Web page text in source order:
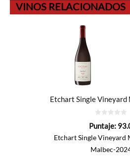
VINOS RELACIONADOS
Etchart Single Vineyard
de
Puntaje:
Etchart Single Vineyard
Malbec-